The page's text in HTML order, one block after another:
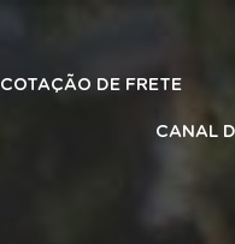
COTAÇÃO DE FRETE
CANAL